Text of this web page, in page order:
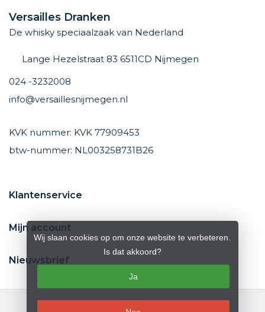
Versailles Dranken
De whisky speciaalzaak van Nederland
Lange Hezelstraat 83 6511CD Nijmegen
024 -3232008
info@versaillesnijmegen.nl
KVK nummer: KVK 77909453
btw-nummer: NL003258731B26
Klantenservice
Mijn account
Nieuwsbrief
Wij slaan cookies op om onze website te verbeteren.
Is dat akkoord?
Ja